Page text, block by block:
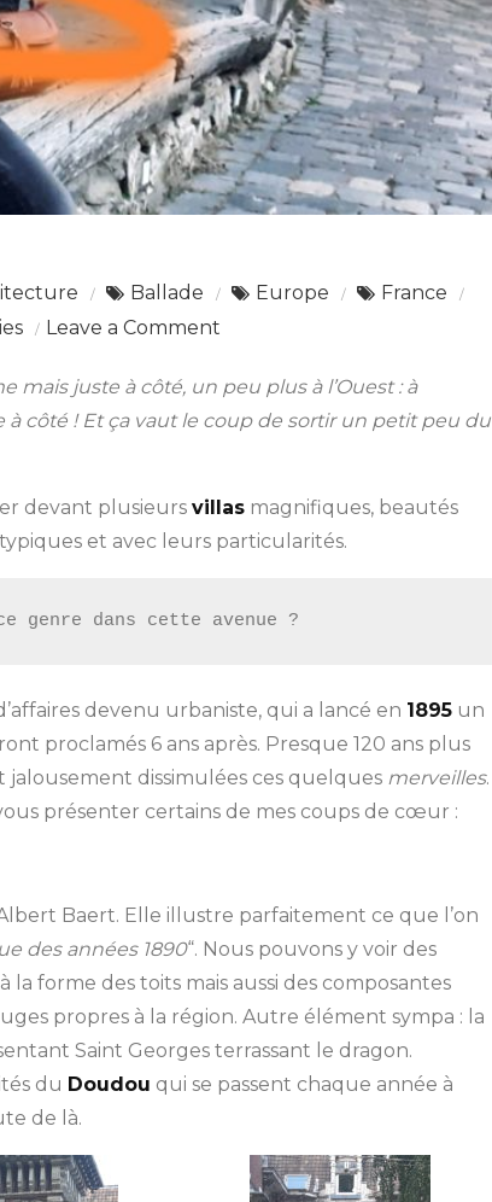
Ballade Europe
France
Leave a Comment
L
i
c
o
i
mais juste à côté, un peu plus à l’Ouest : à
à côté ! Et ça vaut le coup de sortir un petit peu du
devant plusieurs villas magnifiques, beautés
et avec leurs particularités.
genre dans cette avenue ?
devenu urbaniste, qui a lancé en 1895 un
proclamés 6 ans après. Presque 120 ans plus
jalousement dissimulées ces quelques merveilles.
présenter certains de mes coups de cœur :
Baert. Elle illustre parfaitement ce que l’on
des années 1890“. Nous pouvons y voir des
forme des toits mais aussi des composantes
propres à la région. Autre élément sympa : la
Saint Georges terrassant le dragon.
du Doudou qui se passent chaque année à
de là.